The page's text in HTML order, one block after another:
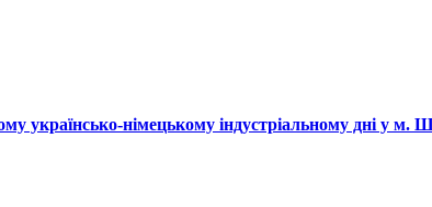
українсько-німецькому індустріальному дні у м.